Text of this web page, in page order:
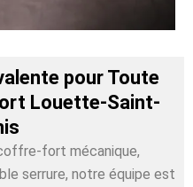
pour Toute
Louette-Saint-
fort mécanique,
serrure, notre équipe est